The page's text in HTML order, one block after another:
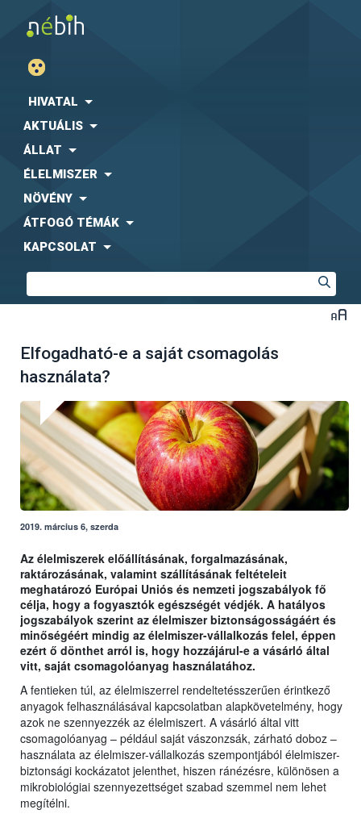
HIVATAL
AKTUÁLIS
ÁLLAT
ÉLELMISZER
NÖVÉNY
ÁTFOGÓ TÉMÁK
KAPCSOLAT
Elfogadható-e a saját csomagolás
használata?
2019. március 6, szerda
Az élelmiszerek előállításának, forgalmazásának,
raktározásának, valamint szállításának feltételeit
meghatározó Európai Uniós és nemzeti jogszabályok fő
célja, hogy a fogyasztók egészségét védjék. A hatályos
jogszabályok szerint az élelmiszer biztonságosságáért és
minőségéért mindig az élelmiszer-vállalkozás felel, éppen
ezért ő dönthet arról is, hogy hozzájárul-e a vásárló által
vitt, saját csomagolóanyag használatához.
A fentieken túl, az élelmiszerrel rendeltetésszerűen érintkező
anyagok felhasználásával kapcsolatban alapkövetelmény, hogy
azok ne szennyezzék az élelmiszert. A vásárló által vitt
csomagolóanyag – például saját vászonzsák, zárható doboz –
használata az élelmiszer-vállalkozás szempontjából élelmiszer-
biztonsági kockázatot jelenthet, hiszen ránézésre, különösen a
mikrobiológiai szennyezettséget szabad szemmel nem lehet
megítélni.